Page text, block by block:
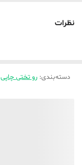
نظرات
دسته‌بندی: رو تختی چاپی